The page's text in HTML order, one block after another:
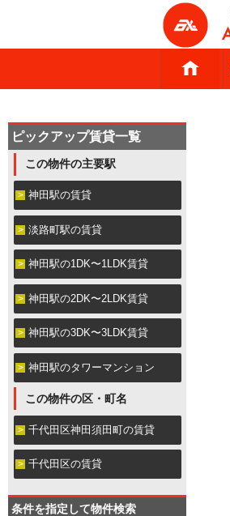
ピックアップ賃貸一覧
この物件の主要駅
神田駅の賃貸
淡路町駅の賃貸
神田駅の1DK〜1LDK賃貸
神田駅の2DK〜2LDK賃貸
神田駅の3DK〜3LDK賃貸
神田駅のタワーマンション
この物件の区・町名
千代田区神田須田町の賃貸
千代田区の賃貸
条件を指定して物件検索